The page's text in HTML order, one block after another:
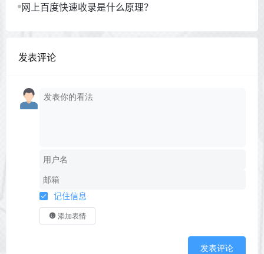
网上百度快速收录是什么原理？
发表评论
记住信息
添加表情
发表评论